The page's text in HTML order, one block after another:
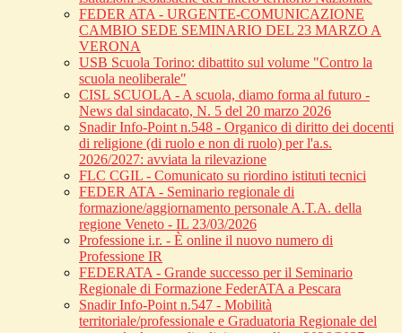
FEDER ATA - URGENTE-COMUNICAZIONE
CAMBIO SEDE SEMINARIO DEL 23 MARZO A
VERONA
USB Scuola Torino: dibattito sul volume "Contro la
scuola neoliberale"
CISL SCUOLA - A scuola, diamo forma al futuro -
News dal sindacato, N. 5 del 20 marzo 2026
Snadir Info-Point n.548 - Organico di diritto dei docenti
di religione (di ruolo e non di ruolo) per l'a.s.
2026/2027: avviata la rilevazione
FLC CGIL - Comunicato su riordino istituti tecnici
FEDER ATA - Seminario regionale di
formazione/aggiornamento personale A.T.A. della
regione Veneto - IL 23/03/2026
Professione i.r. - È online il nuovo numero di
Professione IR
FEDERATA - Grande successo per il Seminario
Regionale di Formazione FederATA a Pescara
Snadir Info-Point n.547 - Mobilità
territoriale/professionale e Graduatoria Regionale del